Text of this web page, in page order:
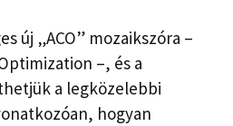
új „ACO” mozaikszóra –
–, és a
a legközelebbi
hogyan